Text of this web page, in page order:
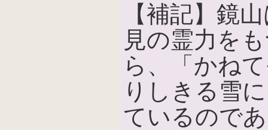
【補記】鏡
見の霊力を
ら、「かね
りしきる雪
ているので